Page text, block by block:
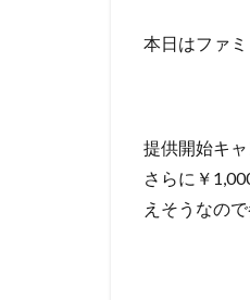
本日はファ
提供開始キ
さらに￥
えそうなの